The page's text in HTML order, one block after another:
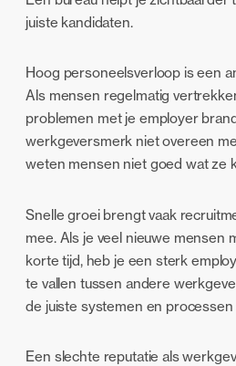
juiste kandidaten.
Hoog personeelsverloop is een
Als mensen regelmatig
problemen met je employer
werkgeversmerk niet overeen
weten mensen niet goed wat ze
Snelle groei brengt vaak
mee. Als je veel nieuwe mensen
korte tijd, heb je een sterk
te vallen tussen andere
de juiste systemen en
Een slechte reputatie als